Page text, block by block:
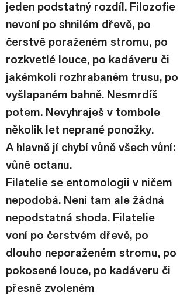
jeden podstatný rozdíl. Filozofie
nevoní po shnilém dřevě, po
čerstvě poraženém stromu, po
rozkvetlé louce, po kadáveru či
jakémkoli rozhrabaném trusu, po
vyšlapaném bahně. Nesmrdíš
potem. Nevyhraješ v tombole
několik let neprané ponožky.
A hlavně jí chybí vůně všech vůní:
vůně octanu.
Filatelie se entomologii v ničem
nepodobá. Není tam ale žádná
nepodstatná shoda. Filatelie
voní po čerstvém dřevě, po
dlouho neporaženém stromu, po
pokosené louce, po kadáveru či
přesně zvoleném